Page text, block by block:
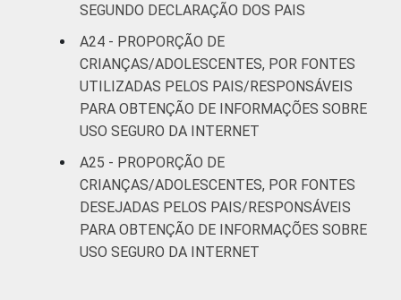
SEGUNDO DECLARAÇÃO DOS PAIS
A24 - PROPORÇÃO DE
CRIANÇAS/ADOLESCENTES, POR FONTES
UTILIZADAS PELOS PAIS/RESPONSÁVEIS
PARA OBTENÇÃO DE INFORMAÇÕES SOBRE
USO SEGURO DA INTERNET
A25 - PROPORÇÃO DE
CRIANÇAS/ADOLESCENTES, POR FONTES
DESEJADAS PELOS PAIS/RESPONSÁVEIS
PARA OBTENÇÃO DE INFORMAÇÕES SOBRE
USO SEGURO DA INTERNET